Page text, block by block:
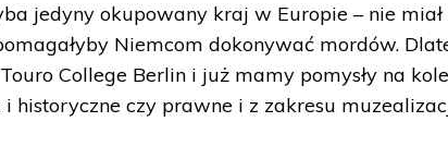
jedyny okupowany kraj w Europie – nie miał
Niemcom dokonywać mordów.
College Berlin i już mamy pomysły na
historyczne czy prawne i z zakresu